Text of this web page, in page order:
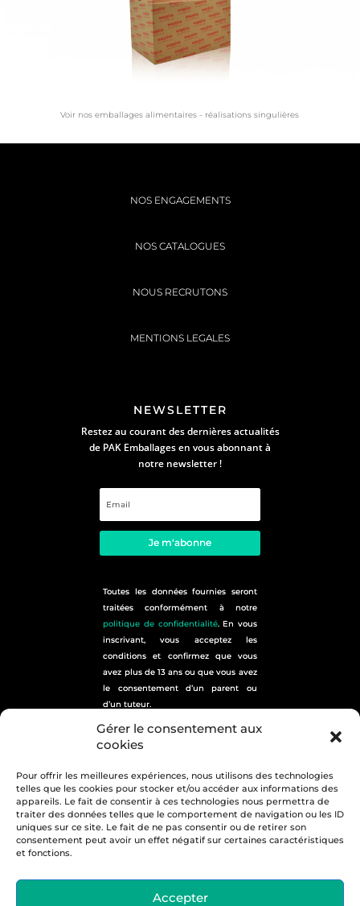
Gérer le consentement aux
cookies
Pour offrir les meilleures expériences, nous utilisons des technologies
telles que les cookies pour stocker et/ou accéder aux informations des
appareils. Le fait de consentir à ces technologies nous permettra de
traiter des données telles que le comportement de navigation ou les ID
uniques sur ce site. Le fait de ne pas consentir ou de retirer son
consentement peut avoir un effet négatif sur certaines caractéristiques
et fonctions.
Accepter
Voir nos emballages alimentaires - réalisations singulières
NOS ENGAGEMENTS
NOS CATALOGUES
NOUS RECRUTONS
MENTIONS LEGALES
NEWSLETTER
Restez au courant des dernières actualités
de PAK Emballages en vous abonnant à
notre newsletter !
Je m'abonne
Toutes les données fournies seront
traitées conformément à notre
politique de confidentialité. En vous
inscrivant, vous acceptez les
conditions et confirmez que vous
avez plus de 13 ans ou que vous avez
le consentement d’un parent ou
d’un tuteur.
plan du site